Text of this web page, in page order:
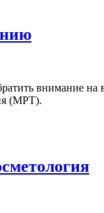
внимание
(МРТ).